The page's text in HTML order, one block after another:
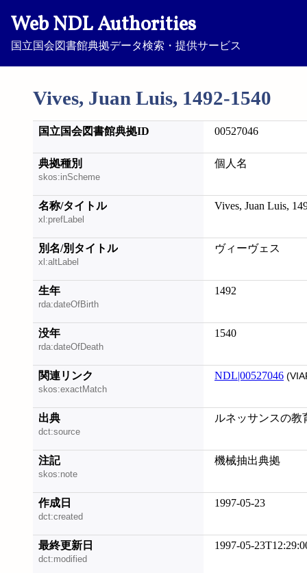
Web NDL Authorities
国立国会図書館典拠データ検索・提供サービス
Vives, Juan Luis, 1492-1540
国立国会図書館典拠ID 00527046
典拠種別
skos:inScheme
個人名
名称/タイトル
xl:prefLabel
Vives, Juan Luis,
別名/別タイトル
xl:altLabel
ヴィーヴェス
生年
rda:dateOfBirth
1492
没年
rda:dateOfDeath
1540
関連リンク
skos:exactMatch
NDL|00527046
出典
dct:source
ルネッサンスの教
注記
skos:note
機械抽出典拠
作成日
dct:created
1997-05-23
最終更新日
dct:modified
1997-05-